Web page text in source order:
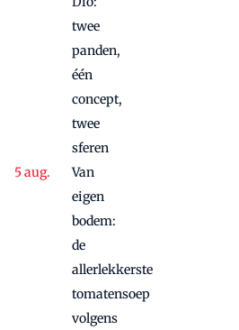
twee
panden,
één
concept,
twee
sferen
Van
eigen
bodem:
de
allerlekkerste
tomatensoep
volgens